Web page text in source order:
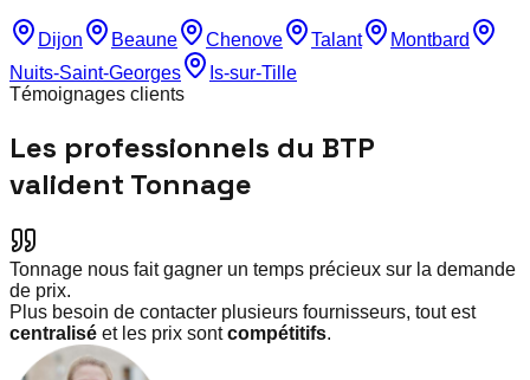
Dijon Beaune Chenove Talant
Montbard
Nuits-Saint-Georges
Is-sur-Tille
Témoignages clients
Les professionnels du BTP
valident Tonnage
Tonnage nous fait gagner un temps précieux sur la demande
de prix.
Plus besoin de contacter plusieurs fournisseurs, tout est
centralisé et les prix sontcompétitifs.